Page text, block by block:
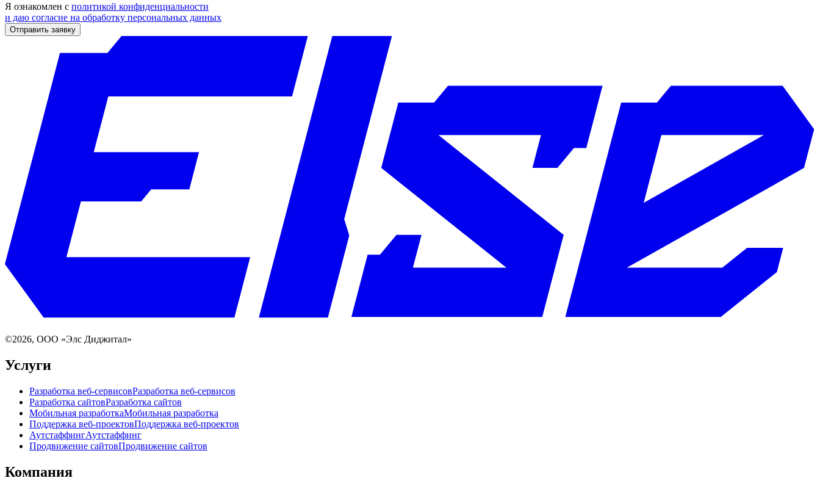
Я ознакомлен с политикой конфиденциальности
и даю согласие на обработку персональных данных
Отправить заявку
©2026, ООО «Элс Диджитал»
Услуги
Разработка веб-сервисовРазработка веб-сервисов
Разработка сайтовРазработка сайтов
Мобильная разработкаМобильная разработка
Поддержка веб-проектовПоддержка веб-проектов
АутстаффингАутстаффинг
Продвижение сайтовПродвижение сайтов
Компания